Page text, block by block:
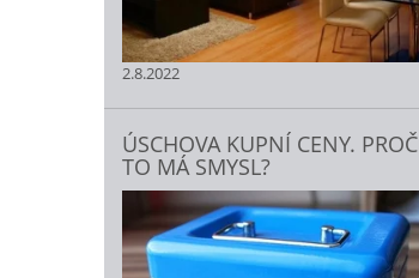
2.8.2022
ÚSCHOVA KUPNÍ CENY. PROČ
TO MÁ SMYSL?